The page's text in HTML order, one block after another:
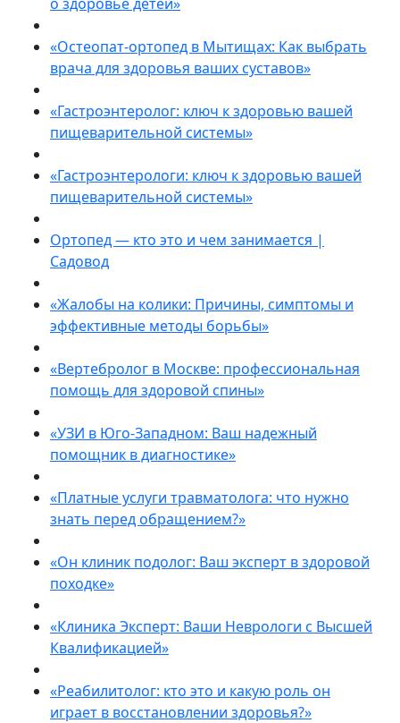
«Остеопат-ортопед в Мытищах: Как выбрать
врача для здоровья ваших суставов»
«Гастроэнтеролог: ключ к здоровью вашей
пищеварительной системы»
«Гастроэнтерологи: ключ к здоровью вашей
пищеварительной системы»
Ортопед — кто это и чем занимается |
Садовод
«Жалобы на колики: Причины, симптомы и
эффективные методы борьбы»
«Вертебролог в Москве: профессиональная
помощь для здоровой спины»
«УЗИ в Юго-Западном: Ваш надежный
помощник в диагностике»
«Платные услуги травматолога: что нужно
знать перед обращением?»
«Он клиник подолог: Ваш эксперт в здоровой
походке»
«Клиника Эксперт: Ваши Неврологи с Высшей
Квалификацией»
«Реабилитолог: кто это и какую роль он
играет в восстановлении здоровья?»